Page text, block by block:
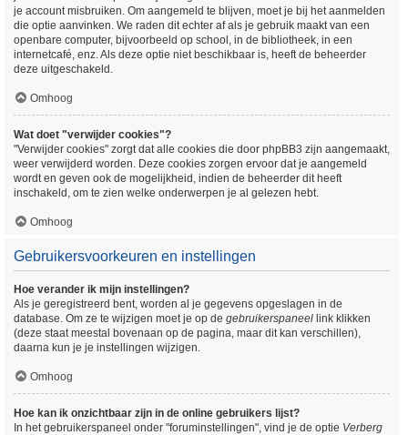
je account misbruiken. Om aangemeld te blijven, moet je bij het aanmelden
die optie aanvinken. We raden dit echter af als je gebruik maakt van een
openbare computer, bijvoorbeeld op school, in de bibliotheek, in een
internetcafé, enz. Als deze optie niet beschikbaar is, heeft de beheerder
deze uitgeschakeld.
Omhoog
Wat doet "verwijder cookies"?
"Verwijder cookies" zorgt dat alle cookies die door phpBB3 zijn aangemaakt,
weer verwijderd worden. Deze cookies zorgen ervoor dat je aangemeld
wordt en geven ook de mogelijkheid, indien de beheerder dit heeft
inschakeld, om te zien welke onderwerpen je al gelezen hebt.
Omhoog
Gebruikersvoorkeuren en instellingen
Hoe verander ik mijn instellingen?
Als je geregistreerd bent, worden al je gegevens opgeslagen in de
database. Om ze te wijzigen moet je op de gebruikerspaneel link klikken
(deze staat meestal bovenaan op de pagina, maar dit kan verschillen),
daarna kun je je instellingen wijzigen.
Omhoog
Hoe kan ik onzichtbaar zijn in de online gebruikers lijst?
In het gebruikerspaneel onder "foruminstellingen", vind je de optie Verberg